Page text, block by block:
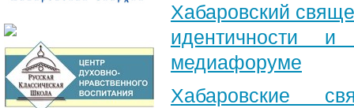
Хабаровский
идентичности
медиафоруме
Хабаровские